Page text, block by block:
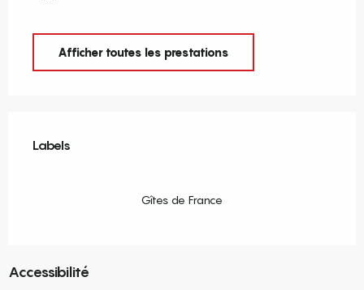
Afficher toutes les prestations
Labels
Labels
Gîtes de France
Accessibilité